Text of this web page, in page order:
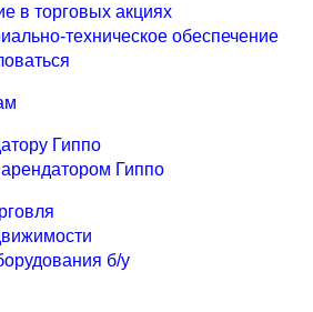
в торговых акциях
техническое обеспечение
Гиппо
Гиппо
б/у